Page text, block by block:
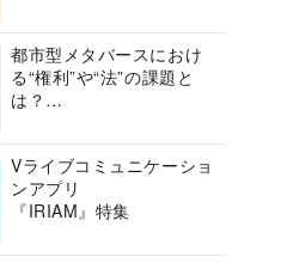
都市型メタバースにおけ
る“権利”や“法”の課題と
は？
ーシアムの挑戦に迫る
Vライブコミュニケーショ
ンアプリ
『IRIAM』特集